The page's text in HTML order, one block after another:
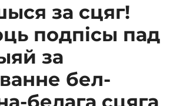
за сцяг!
подпісы пад
за
бел-